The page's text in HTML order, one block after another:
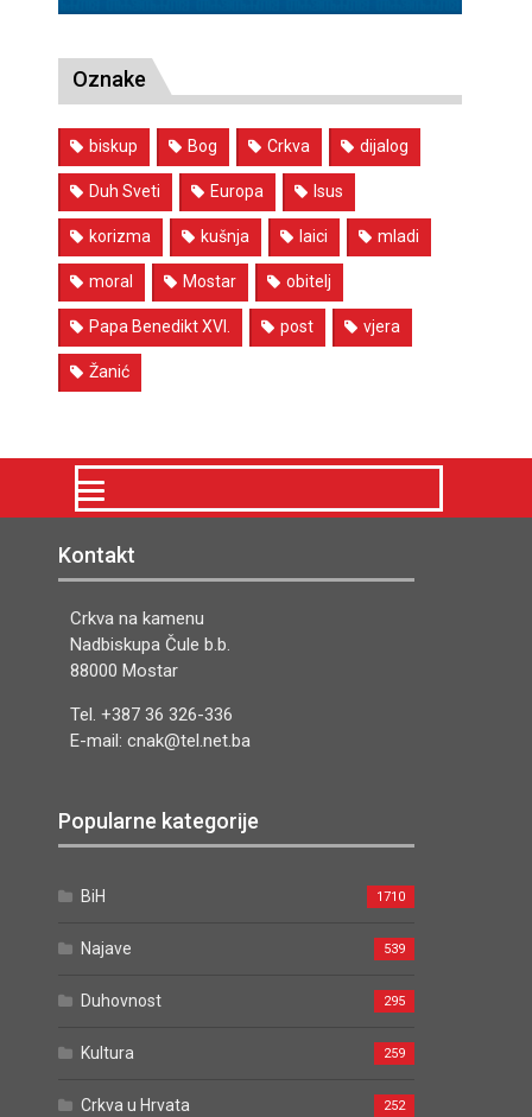
Oznake
biskup Bog Crkva dijalog
Duh Sveti Europa Isus
korizma kušnja laici mladi
moral Mostar obitelj
Papa Benedikt XVI. post vjera
Žanić
Kontakt
Crkva na kamenu
Nadbiskupa Čule b.b.
88000 Mostar
Tel. +387 36 326-336
E-mail: cnak@tel.net.ba
Popularne kategorije
BiH 1710
Najave 539
Duhovnost 295
Kultura 259
Crkva u Hrvata 252